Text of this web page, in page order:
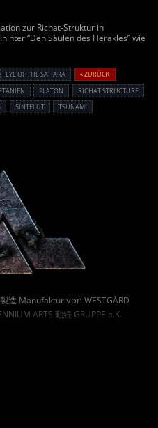
zur Richat-Struktur in
“Den Säulen des Herakles” wie
EYE OF THE SAHARA
« ZURÜCK
PLATON
RICHAT STRUCTURE
SINTFLUT TSUNAMI
造 Manufakturvon WESTGÅRD
ARTS 勤続 GRUPPE e.K.
By :